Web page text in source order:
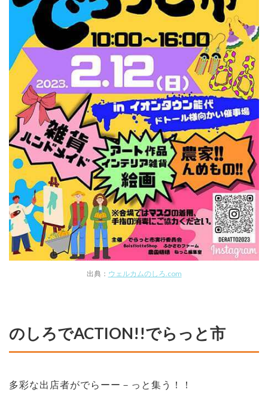
出典： ウェルカムのしろ.com
のしろでACTION!!でらっと市
多彩な出店者がでらーー－っと集う！！